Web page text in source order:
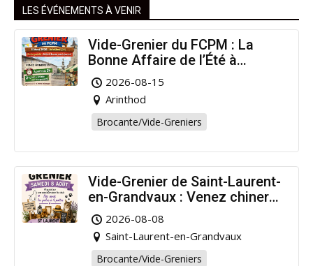
LES ÉVÉNEMENTS À VENIR
Vide-Grenier du FCPM : La
Bonne Affaire de l’Été à
Arinthod !
2026-08-15
Arinthod
Brocante/Vide-Greniers
Vide-Grenier de Saint-Laurent-
en-Grandvaux : Venez chiner
pour la bonne cause !
2026-08-08
Saint-Laurent-en-Grandvaux
Brocante/Vide-Greniers